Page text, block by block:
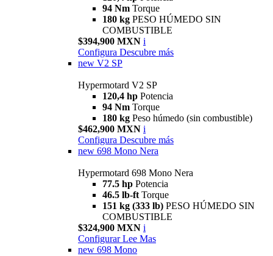
94 Nm Torque
180 kg PESO HÚMEDO SIN
COMBUSTIBLE
$394,900 MXN i
Configura Descubre más
new V2 SP
Hypermotard V2 SP
120,4 hp Potencia
94 Nm Torque
180 kg Peso húmedo (sin combustible)
$462,900 MXN i
Configura Descubre más
new 698 Mono Nera
Hypermotard 698 Mono Nera
77.5 hp Potencia
46.5 lb-ft Torque
151 kg (333 lb) PESO HÚMEDO SIN
COMBUSTIBLE
$324,900 MXN i
Configurar Lee Mas
new 698 Mono